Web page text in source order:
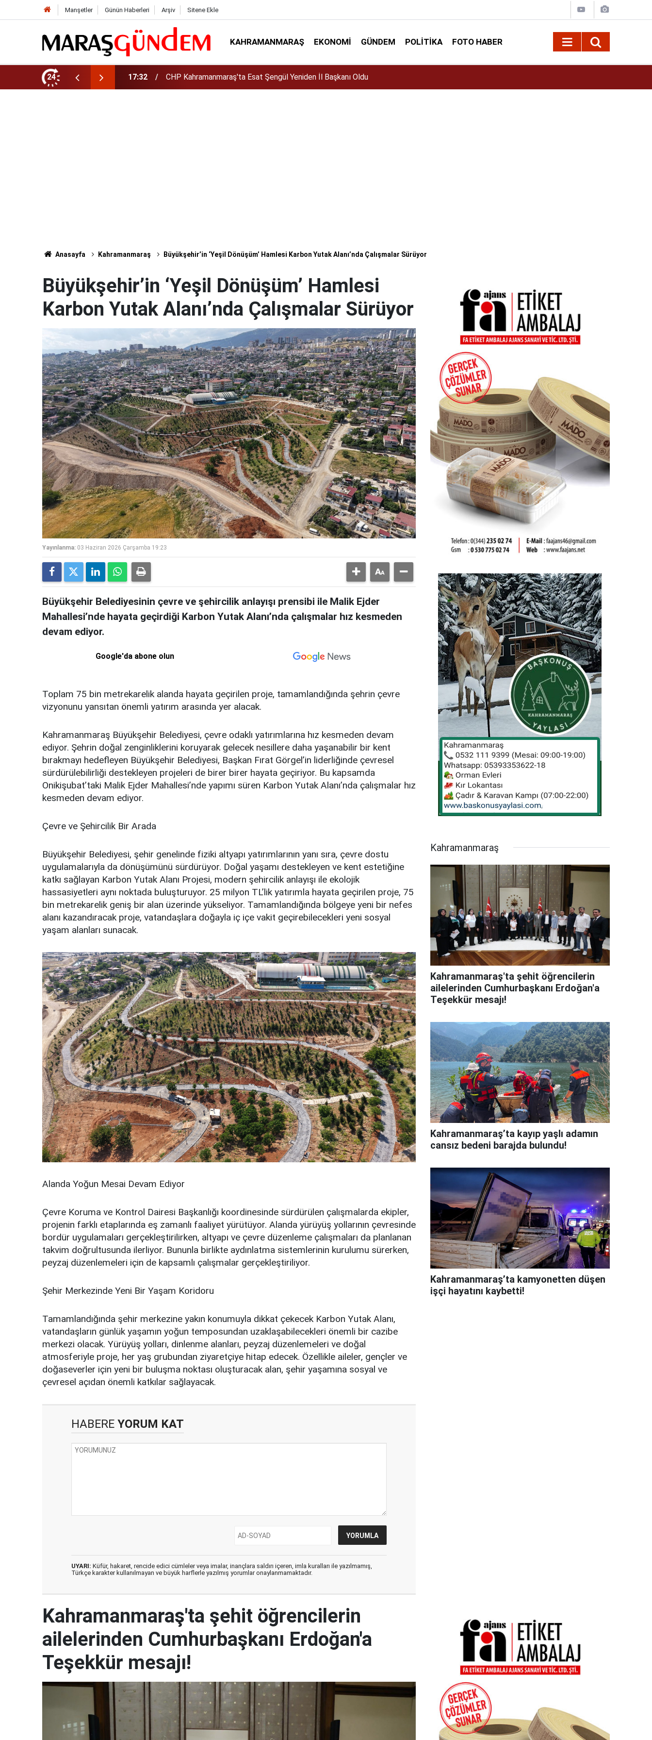
Manşetler Günün Haberleri Arşiv Sitene Ekle
KAHRAMANMARAŞ EKONOMI GÜNDEM POLITIKA FOTO HABER
24 17:08 Altın daha yükselir mi? Altın almalı mı? Satmalı mı? Uzmanlar ne diyor?
Anasayfa Kahramanmaraş Büyükşehir’in ‘Yeşil Dönüşüm’ Hamlesi Karbon Yutak Alanı’nda Çalışmalar Sürüyor
Büyükşehir’in ‘Yeşil Dönüşüm’ Hamlesi
Karbon Yutak Alanı’nda Çalışmalar Sürüyor
Yayınlanma: 03 Haziran 2026 Çarşamba 19:23
Büyükşehir Belediyesinin çevre ve şehircilik anlayışı prensibi ile Malik Ejder
Mahallesi’nde hayata geçirdiği Karbon Yutak Alanı’nda çalışmalar hız kesmeden
devam ediyor.
Google'da abone olun
Toplam 75 bin metrekarelik alanda hayata geçirilen proje, tamamlandığında şehrin çevre
vizyonunu yansıtan önemli yatırım arasında yer alacak.
Kahramanmaraş Büyükşehir Belediyesi, çevre odaklı yatırımlarına hız kesmeden devam
ediyor. Şehrin doğal zenginliklerini koruyarak gelecek nesillere daha yaşanabilir bir kent
bırakmayı hedefleyen Büyükşehir Belediyesi, Başkan Fırat Görgel’in liderliğinde çevresel
sürdürülebilirliği destekleyen projeleri de birer birer hayata geçiriyor. Bu kapsamda
Onikişubat’taki Malik Ejder Mahallesi’nde yapımı süren Karbon Yutak Alanı’nda çalışmalar hız
kesmeden devam ediyor.
Çevre ve Şehircilik Bir Arada
Büyükşehir Belediyesi, şehir genelinde fiziki altyapı yatırımlarının yanı sıra, çevre dostu
uygulamalarıyla da dönüşümünü sürdürüyor. Doğal yaşamı destekleyen ve kent estetiğine
katkı sağlayan Karbon Yutak Alanı Projesi, modern şehircilik anlayışı ile ekolojik
hassasiyetleri aynı noktada buluşturuyor. 25 milyon TL’lik yatırımla hayata geçirilen proje, 75
bin metrekarelik geniş bir alan üzerinde yükseliyor. Tamamlandığında bölgeye yeni bir nefes
alanı kazandıracak proje, vatandaşlara doğayla iç içe vakit geçirebilecekleri yeni sosyal
yaşam alanları sunacak.
Alanda Yoğun Mesai Devam Ediyor
Çevre Koruma ve Kontrol Dairesi Başkanlığı koordinesinde sürdürülen çalışmalarda ekipler,
projenin farklı etaplarında eş zamanlı faaliyet yürütüyor. Alanda yürüyüş yollarının çevresinde
bordür uygulamaları gerçekleştirilirken, altyapı ve çevre düzenleme çalışmaları da planlanan
takvim doğrultusunda ilerliyor. Bununla birlikte aydınlatma sistemlerinin kurulumu sürerken,
peyzaj düzenlemeleri için de kapsamlı çalışmalar gerçekleştiriliyor.
Şehir Merkezinde Yeni Bir Yaşam Koridoru
Tamamlandığında şehir merkezine yakın konumuyla dikkat çekecek Karbon Yutak Alanı,
vatandaşların günlük yaşamın yoğun temposundan uzaklaşabilecekleri önemli bir cazibe
merkezi olacak. Yürüyüş yolları, dinlenme alanları, peyzaj düzenlemeleri ve doğal
atmosferiyle proje, her yaş grubundan ziyaretçiye hitap edecek. Özellikle aileler, gençler ve
doğaseverler için yeni bir buluşma noktası oluşturacak alan, şehir yaşamına sosyal ve
çevresel açıdan önemli katkılar sağlayacak.
HABERE YORUM KAT
UYARI: Küfür, hakaret, rencide edici cümleler veya imalar, inançlara saldırı içeren, imla kuralları ile yazılmamış,
Türkçe karakter kullanılmayan ve büyük harflerle yazılmış yorumlar onaylanmamaktadır.
Kahramanmaraş
Kahramanmaraş'ta şehit öğrencilerin
ailelerinden Cumhurbaşkanı Erdoğan'a
Teşekkür mesajı!
Kahramanmaraş’ta kayıp yaşlı adamın
cansız bedeni barajda bulundu!
Kahramanmaraş’ta kamyonetten düşen
işçi hayatını kaybetti!
Kahramanmaraş'ta şehit öğrencilerin
ailelerinden Cumhurbaşkanı Erdoğan'a
Teşekkür mesajı!